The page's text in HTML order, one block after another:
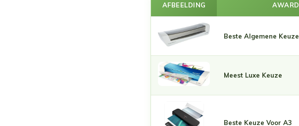
AFBEELDING AWARD
Beste Algemene Keuze
Meest Luxe Keuze
Beste Keuze Voor A3